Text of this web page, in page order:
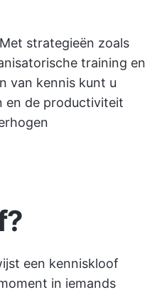
Met strategieën zoals
training en
van kennis kunt u
en de productiviteit
een kenniskloof
in iemands